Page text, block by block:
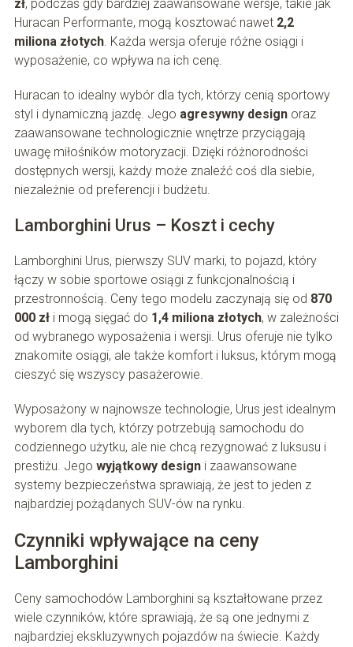
zł, podczas gdy bardziej zaawansowane wersje, takie jak
Huracan Performante, mogą kosztować nawet 2,2
miliona złotych. Każda wersja oferuje różne osiągi i
wyposażenie, co wpływa na ich cenę.
Huracan to idealny wybór dla tych, którzy cenią sportowy
styl i dynamiczną jazdę. Jego agresywny designoraz
zaawansowane technologicznie wnętrze przyciągają
uwagę miłośników motoryzacji. Dzięki różnorodności
dostępnych wersji, każdy może znaleźć coś dla siebie,
niezależnie od preferencji i budżetu.
Lamborghini Urus – Koszt i cechy
Lamborghini Urus, pierwszy SUV marki, to pojazd, który
łączy w sobie sportowe osiągi z funkcjonalnością i
przestronnością. Ceny tego modelu zaczynają się od 870
000 złi mogą sięgać do 1,4 miliona złotych, w zależności
od wybranego wyposażenia i wersji. Urus oferuje nie tylko
znakomite osiągi, ale także komfort i luksus, którym mogą
cieszyć się wszyscy pasażerowie.
Wyposażony w najnowsze technologie, Urus jest idealnym
wyborem dla tych, którzy potrzebują samochodu do
codziennego użytku, ale nie chcą rezygnować z luksusu i
prestiżu. Jego wyjątkowy designi zaawansowane
systemy bezpieczeństwa sprawiają, że jest to jeden z
najbardziej pożądanych SUV-ów na rynku.
Czynniki wpływające na ceny
Lamborghini
Ceny samochodów Lamborghini są kształtowane przez
wiele czynników, które sprawiają, że są one jednymi z
najbardziej ekskluzywnych pojazdów na świecie. Każdy